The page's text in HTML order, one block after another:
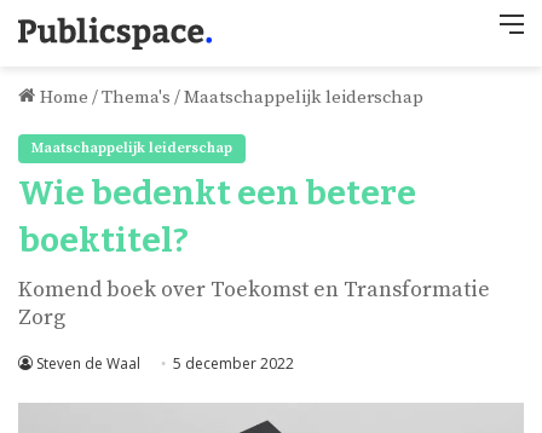
Home /Thema's /Maatschappelijk leiderschap
Maatschappelijk leiderschap
Wie bedenkt een betere
boektitel?
Komend boek over Toekomst en Transformatie
Zorg
Steven de Waal 5 december 2022